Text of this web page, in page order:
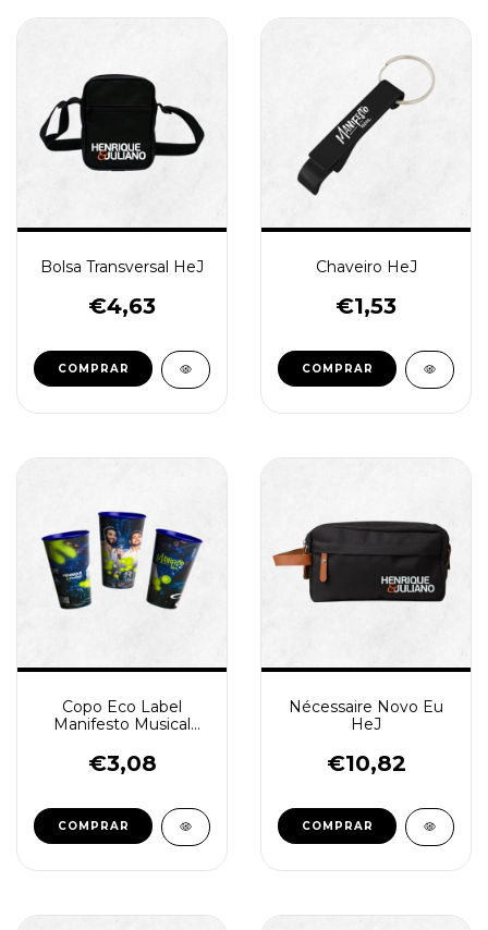
Bolsa Transversal HeJ
€4,63
COMPRAR
Chaveiro HeJ
€1,53
Copo Eco Label
Manifesto Musical
Azul
€3,08
Nécessaire Novo Eu
HeJ
€10,82